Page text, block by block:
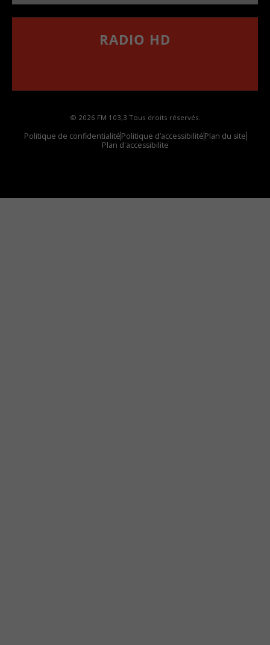
RADIO HD
© 2026 FM 103,3 Tous droits réservés.
Politique de confidentialitéPolitique d’accessibilitéPlan du site
Plan d'accessibilite